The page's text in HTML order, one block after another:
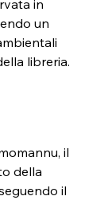
in
un
libreria.
il
della
il